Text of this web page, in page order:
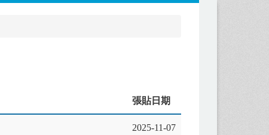
張貼日期
2025-11-07